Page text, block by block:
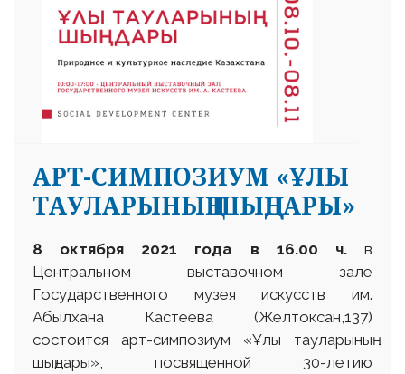
АРТ-СИМПОЗИУМ «ҰЛЫ
ТАУЛАРЫНЫҢ ШЫҢДАРЫ»
8 октября 2021 года в 16.00 ч.в
Центральном выставочном зале
Государственного музея искусств им.
Абылхана Кастеева (Желтоксан,137)
состоится арт-симпозиум «Ұлы тауларының
шыңдары», посвященной 30-летию